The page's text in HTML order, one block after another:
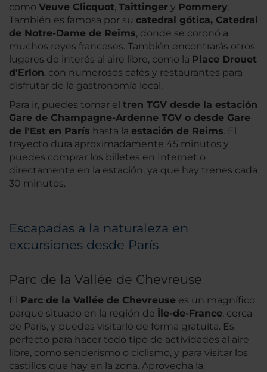
como Veuve Clicquot, Taittinger y Pommery.
También es famosa por su catedral gótica, Catedral
de Notre-Dame de Reims, donde se coronó a
muchos reyes franceses. También encontrarás otros
lugares de interés al aire libre, como la Place Drouet
d'Erlon, con numerosos cafés y restaurantes para
disfrutar de la gastronomía local.
Para ir, puedes tomar el tren TGV desde la estación
Gare de Champagne-Ardenne TGV o desde Gare
de l'Est en París hasta la estación de Reims. El
trayecto dura aproximadamente 45 minutos y
puedes comprar los billetes en Internet o
directamente en la estación, ya que hay trenes cada
30 minutos.
Escapadas a la naturaleza en
excursiones desde París
Parc de la Vallée de Chevreuse
El Parc de la Vallée de Chevreuse es un magnífico
parque situado en la región de Île-de-France, cerca
de París, y puedes visitarlo de forma gratuita. Es
perfecto para hacer todo tipo de actividades al aire
libre, como senderismo o ciclismo, y para visitar los
castillos que hay en la zona. Aprovecha la